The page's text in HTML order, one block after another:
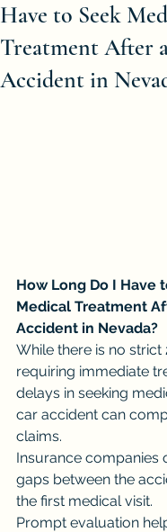
Have to Seek
Treatment After
Accident in
How Long Do I Have
Medical Treatment
Accident in Nevada?
While there is no
requiring immediate
delays in seeking
car accident can
claims.
Insurance companies
gaps between the
the first medical visit.
Prompt evaluation